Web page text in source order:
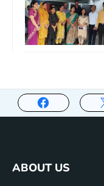
ABOUT US